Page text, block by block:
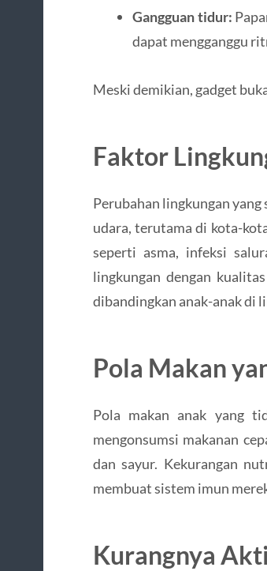
Gangguan tidur:
dapat mengganggu
Meski demikian, gadget
Faktor
Perubahan lingkungan
udara, terutama di kota-
seperti asma, infeksi
lingkungan dengan
dibandingkan anak-anak di
Pola Makan
Pola makan anak yang
mengonsumsi makanan
dan sayur. Kekurangan
membuat sistem imun
Kurangnya